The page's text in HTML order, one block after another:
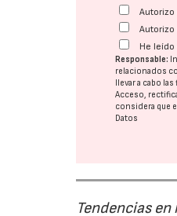
He
Responsable:
relacionados
llevar a cabo
Acceso,
considera que
Datos
Tendencias